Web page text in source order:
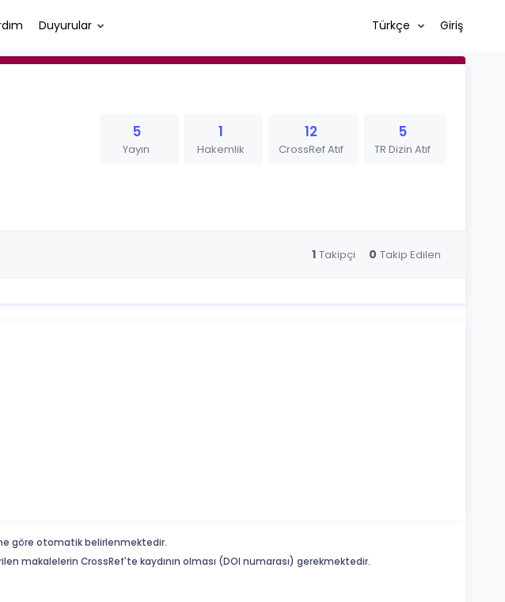
Duyurular Türkçe Giriş
5
Yayın
1
Hakemlik
12
CrossRef Atıf
5
TR Dizin Atıf
1 Takipçi 0 Takip Edilen
göre otomatik belirlenmektedir.
makalelerin CrossRef'te kaydının olması (DOI numarası) gerekmektedir.